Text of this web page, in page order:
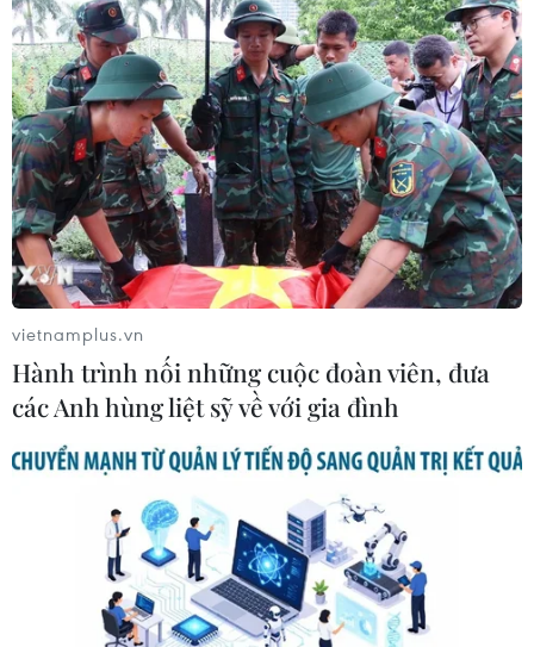
TIN CÙNG CHUYÊN MỤC
vietnamplus.vn
Hành trình nối những cuộc đoàn viên, đưa
các Anh hùng liệt sỹ về với gia đình